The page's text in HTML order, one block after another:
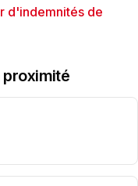
d'indemnités de